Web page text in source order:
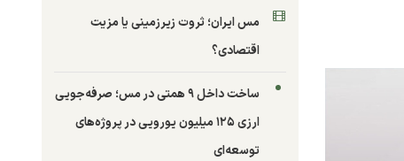
مس ایران؛ ثروت زیرزمینی یا مزیت
اقتصادی؟
ساخت داخل ۹ همتی در مس؛ صرفه‌جویی
ارزی ۱۲۵ میلیون یورویی در پروژه‌های
توسعه‌ای